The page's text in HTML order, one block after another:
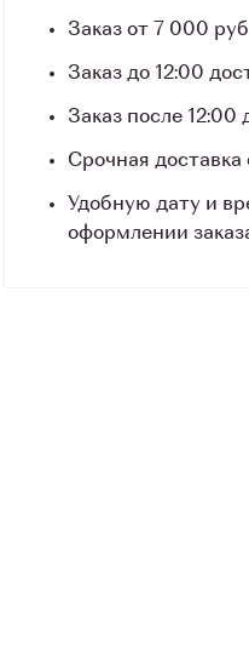
Заказ от 7 000
Заказ до 12:00
Заказ после 12:00
Срочная доставка
Удобную дату и
оформлении